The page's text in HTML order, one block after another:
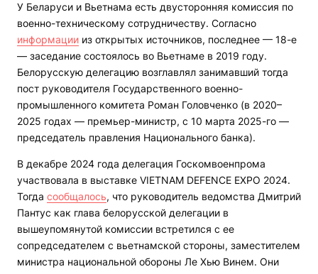
У Беларуси и Вьетнама есть двусторонняя комиссия по
военно-техническому сотрудничеству. Согласно
информации из открытых источников, последнее — 18-е
— заседание состоялось во Вьетнаме в 2019 году.
Белорусскую делегацию возглавлял занимавший тогда
пост руководителя Государственного военно-
промышленного комитета Роман Головченко (в 2020–
2025 годах — премьер-министр, с 10 марта 2025-го —
председатель правления Национального банка).
В декабре 2024 года делегация Госкомвоенпрома
участвовала в выставке VIETNAM DEFENCE EXPO 2024.
Тогда сообщалось, что руководитель ведомства Дмитрий
Пантус как глава белорусской делегации в
вышеупомянутой комиссии встретился с ее
сопредседателем с вьетнамской стороны, заместителем
министра национальной обороны Ле Хью Винем. Они